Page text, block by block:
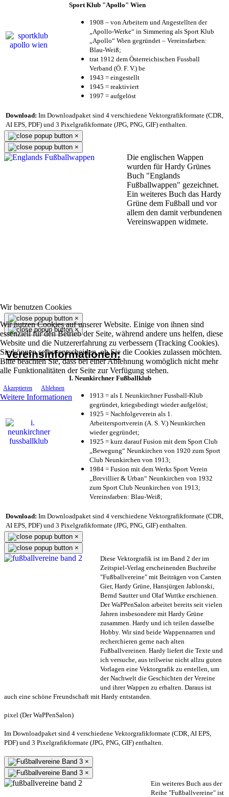
Wir benutzen Cookies
Wir nutzen Cookies auf unserer Website. Einige von ihnen sind
essenziell für den Betrieb der Seite, während andere uns helfen, diese
Website und die Nutzererfahrung zu verbessern (Tracking Cookies).
Sie können selbst entscheiden, ob Sie die Cookies zulassen möchten.
Bitte beachten Sie, dass bei einer Ablehnung womöglich nicht mehr
alle Funktionalitäten der Seite zur Verfügung stehen.
Akzeptieren Ablehnen
Weitere Informationen
Sport Klub "Apollo" Wien
1908 – von Arbeitern und Angestellten der
„Apollo-Werke“ in Simmering als Sport Klub
„Apollo“ Wien gegründet – Vereinsfarben:
Blau-Weiß;
trat 1912 dem Österreichischen Fussball
Verband (Ö. F. V.) be
1943 = eingestellt
1945 = reaktiviert
1997 = aufgelöst
Download: Im Downloadpaket sind 4 verschiedene Vektorgrafikformate (CDR,
AI EPS, PDF) und 3 Pixelgrafikformate (JPG, PNG, GIF) enthalten.
×
×
Die englischen Wappen
wurden für Hardy Grünes
Buch "Englands
Fußballwappen" gezeichnet.
Ein weiteres Buch das Hardy
Grüne dem Fußball und vor
allem den damit verbundenen
Vereinswappen widmete.
×
×
Vereinsinformationen:
I. Neunkirchner Fußballklub
1913 = als I. Neunkirchner Fussball-Klub
gegründet, kriegsbedingt wieder aufgelöst;
1925 = Nachfolgeverein als 1.
Arbeitersportverein (A. S. V.) Neunkirchen
wieder gegründet;
1925 = kurz darauf Fusion mit dem Sport Club
„Bewegung“ Neunkirchen von 1920 zum Sport
Club Neunkirchen von 1913;
1984 = Fusion mit dem Werks Sport Verein
„Brevillier & Urban“ Neunkirchen von 1932
zum Sport Club Neunkirchen von 1913;
Vereinsfarben: Blau-Weiß;
Download: Im Downloadpaket sind 4 verschiedene Vektorgrafikformate (CDR,
AI EPS, PDF) und 3 Pixelgrafikformate (JPG, PNG, GIF) enthalten.
×
×
Diese Vektorgrafik ist im Band 2 der im
Zeitspiel-Verlag erscheinenden Buchreihe
"Fußballvereine" mit Beiträgen von Carsten
Gier, Hardy Grüne, Hansjürgen Jablonski,
Bernd Sautter und Olaf Wuttke erschienen.
Der WaPPenSalon arbeitet bereits seit vielen
Jahren insbesondere mit Hardy Grüne
zusammen. Hardy und ich teilen dasselbe
Hobby. Wir sind beide Wappennarren und
recherchieren gerne nach alten
Fußballvereinen. Hardy liefert die Texte und
ich versuche, aus teilweise nicht allzu guten
Vorlagen eine Vektorgrafik zu erstellen, um
der Nachwelt die Geschichten der Vereine
und ihrer Wappen zu erhalten. Daraus ist
auch eine schöne Freundschaft mit Hardy entstanden.
pixel (Der WaPPenSalon)
Im Downloadpaket sind 4 verschiedene Vektorgrafikformate (CDR, AI EPS,
PDF) und 3 Pixelgrafikformate (JPG, PNG, GIF) enthalten.
×
×
Ein weiteres Buch aus der
Reihe "Fußballvereine" ist